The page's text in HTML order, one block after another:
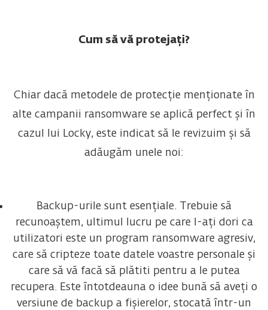
Cum să vă protejați?
Chiar dacă metodele de protecție menționate în
alte campanii ransomware se aplică perfect și în
cazul lui Locky, este indicat să le revizuim și să
adăugăm unele noi:
Backup-urile sunt esențiale. Trebuie să
recunoaștem, ultimul lucru pe care l-ați dori ca
utilizatori este un program ransomware agresiv,
care să cripteze toate datele voastre personale și
care să vă facă să plătiti pentru a le putea
recupera. Este întotdeauna o idee bună să aveți o
versiune de backup a fișierelor, stocată într-un